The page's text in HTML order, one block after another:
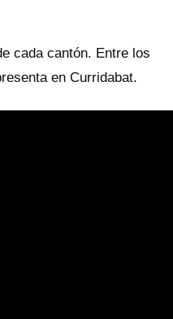
cada cantón. Entre los
en Curridabat.